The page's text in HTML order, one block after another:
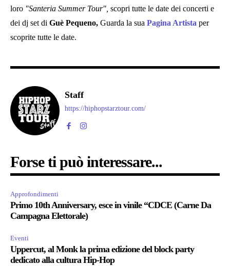
loro "Santeria Summer Tour", scopri tutte le date dei concerti e
dei dj set di Guè Pequeno, Guarda la sua Pagina Artista per
scoprite tutte le date.
Staff
https://hiphopstarztour.com/
Forse ti può interessare...
Approfondimenti
Primo 10th Anniversary, esce in vinile “CDCE (Carne Da
Campagna Elettorale)
Eventi
Uppercut, al Monk la prima edizione del block party
dedicato alla cultura Hip-Hop